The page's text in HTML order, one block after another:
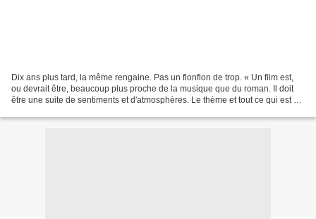
Dix ans plus tard, la même rengaine. Pas un flonflon de trop. « Un film est,
ou devrait être, beaucoup plus proche de la musique que du roman. Il doit
être une suite de sentiments et d'atmosphères. Le thème et tout ce qui est à